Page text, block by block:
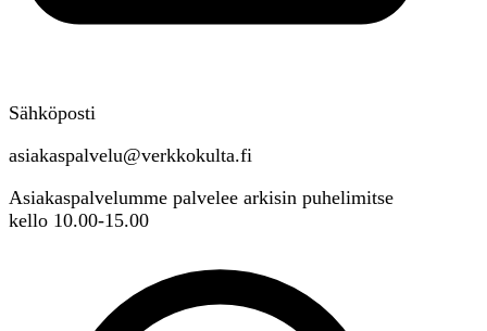
Sähköposti
asiakaspalvelu@verkkokulta.fi
Asiakaspalvelumme palvelee arkisin puhelimitse
kello 10.00-15.00